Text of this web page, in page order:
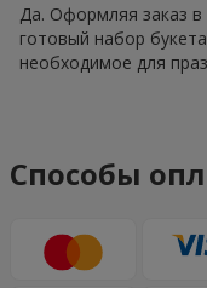
Да. Оформляя заказ
готовый набор
необходимое для
Способы